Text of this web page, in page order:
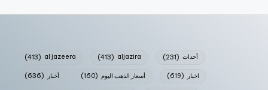
al jazeera
(413) aljazira
(413) أحداث (231)
أخبار (636) أسعار الذهب اليوم (160) اخبار (619)